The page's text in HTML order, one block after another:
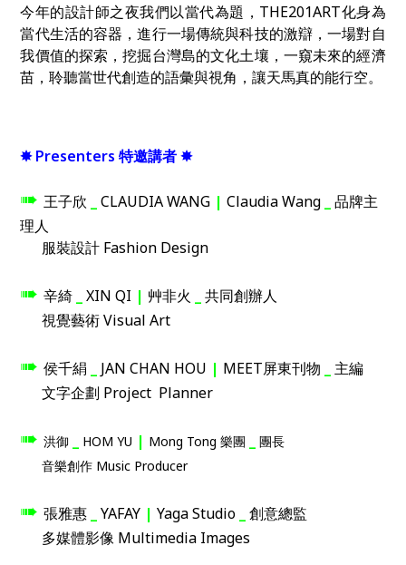
今年的設計師之夜我們以當代為題，THE201ART化身為
當代生活的容器，進行一場傳統與科技的激辯，一場對自
我價值的探索，挖掘台灣島的文化土壤，一窺未來的經濟
苗，聆聽當世代創造的語彙與視角，讓天馬真的能行空。
✸ Presenters 特邀講者 ✸
➠ 王子欣 CLAUDIA WANG | Claudia Wang
品牌主
理人
服裝設計 Fashion Design
➠辛綺 XIN QI | 艸非火
共同創辦人
視覺藝術 Visual Art
➠侯千絹 JAN CHAN HOU | MEET屏東刊物
主編
文字企劃 Project Planner
➠洪御 HOM YU | Mong Tong 樂團
團長
音樂創作 Music Producer
➠張雅惠 YAFAY | Yaga Studio
創意總監
多媒體影像 Multimedia Images